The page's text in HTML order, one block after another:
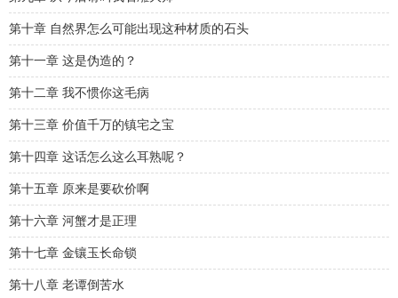
第十章 自然界怎么可能出现这种材质的石头
第十一章 这是伪造的？
第十二章 我不惯你这毛病
第十三章 价值千万的镇宅之宝
第十四章 这话怎么这么耳熟呢？
第十五章 原来是要砍价啊
第十六章 河蟹才是正理
第十七章 金镶玉长命锁
第十八章 老谭倒苦水